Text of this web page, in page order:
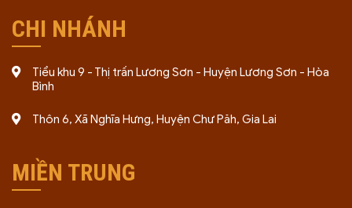
CHI NHÁNH
Tiểu khu 9 - Thị trấn Lương Sơn - Huyện Lương Sơn - Hòa
Bình
Thôn 6, Xã Nghĩa Hưng, Huyện Chư Păh, Gia Lai
MIỀN TRUNG